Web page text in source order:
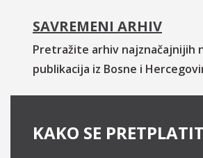
SAVREMENI ARHIV
Pretražite arhiv najznačajnijih
publikacija iz Bosne i
KAKO SE